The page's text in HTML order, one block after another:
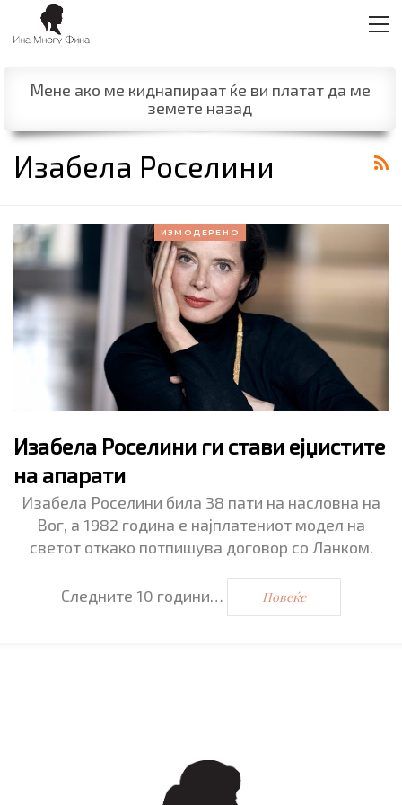
Мене ако ме киднапираат ќе ви платат да ме
земете назад
Изабела Роселини
ИЗМОДЕРЕНО
Изабела Роселини ги стави ејџистите
на апарати
Изабела Роселини била 38 пати на насловна на
Вог, а 1982 година е најплатениот модел на
светот откако потпишува договор со Ланком.
Следните 10 години… Повеќе